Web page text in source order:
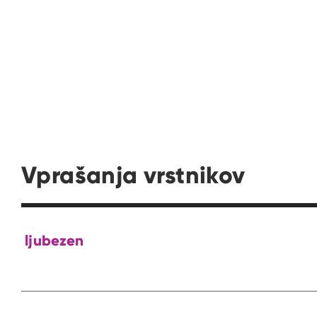
Vprašanja vrstnikov
ljubezen